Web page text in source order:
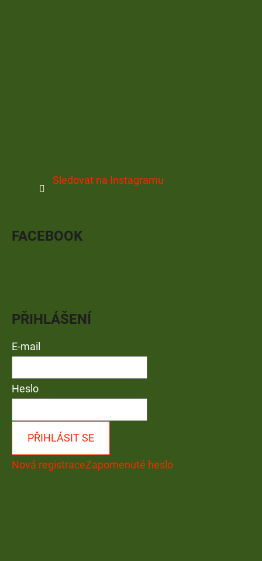
Sledovat na Instagramu
FACEBOOK
PŘIHLÁŠENÍ
E-mail
Heslo
PŘIHLÁSIT SE
Nová registraceZapomenuté heslo